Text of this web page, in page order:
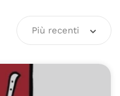
Più recenti